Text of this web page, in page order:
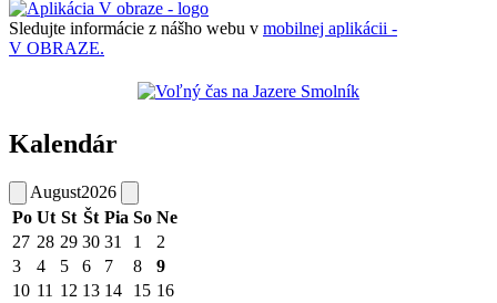
Sledujte informácie z nášho webu v mobilnej aplikácii -
V OBRAZE.
Kalendár
August2026
Po Ut St Št Pia So Ne
27 28 29 30 31 1
2
3
4 5 6 7 8
9
10 11 12 13 14 15 16